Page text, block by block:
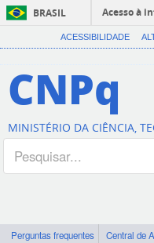
BRASIL
Acesso à
ACESSIBILIDADE
CNPq
MINISTÉRIO DA CIÊNCIA,
Perguntas frequentes Central de